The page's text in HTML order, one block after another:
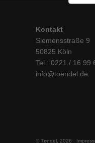
Kontakt
Siemensstraße 9
50825 Köln
Tel.: 0221 / 16 99
info@toendel.de
© Tøndel, 2026